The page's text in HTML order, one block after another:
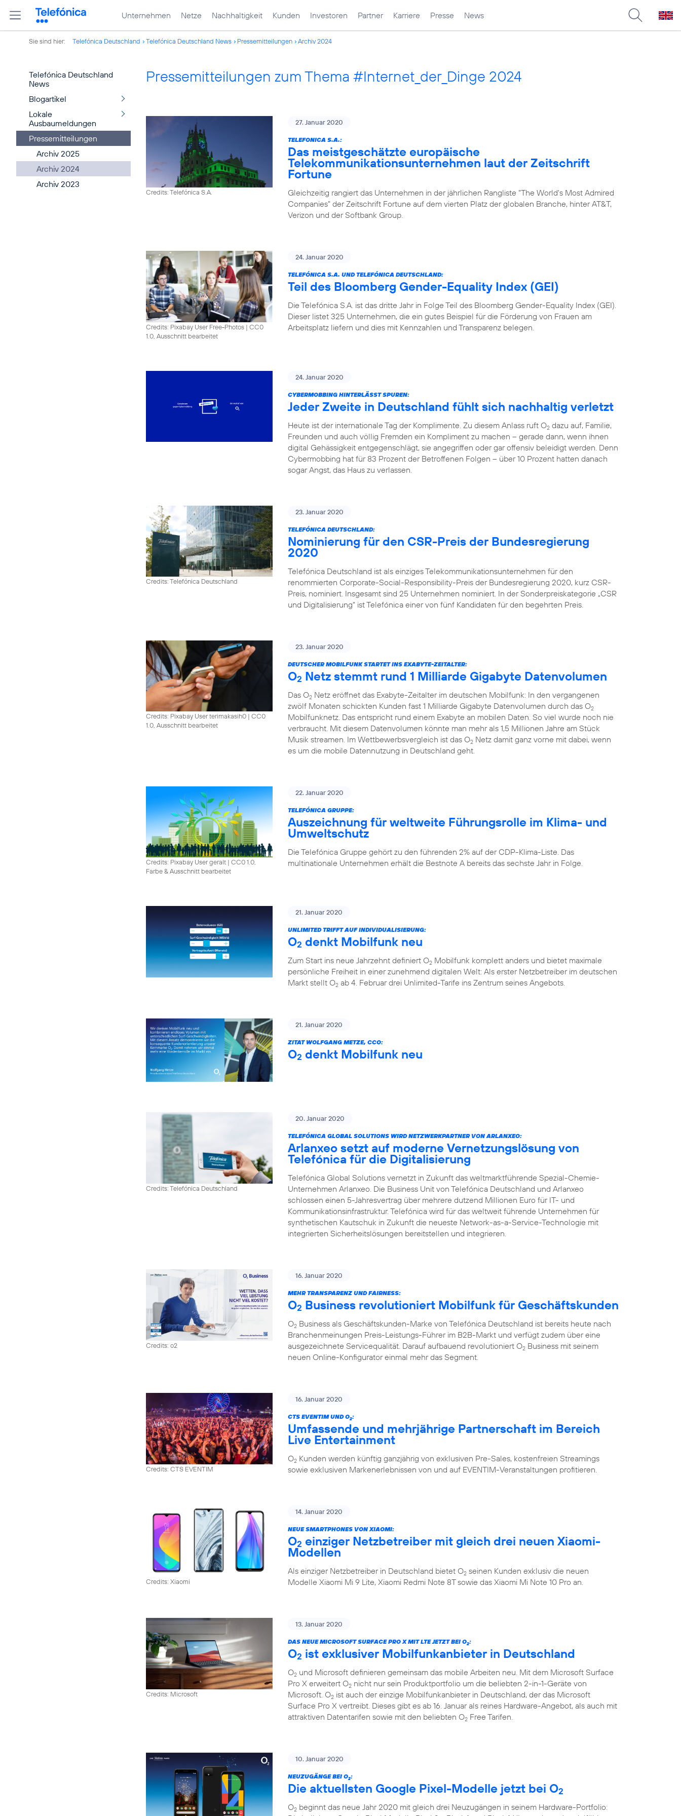
Unternehmen Netze Nachhaltigkeit Kunden Investoren Partner Karriere Presse News
Sie sind hier: Telefónica Deutschland Telefónica Deutschland News Pressemitteilungen Archiv 2024
Telefónica Deutschland
News
Blogartikel
Lokale
Ausbaumeldungen
Pressemitteilungen
Archiv 2025
Archiv 2024
Archiv 2023
Pressemitteilungen zum Thema #Internet_der_Dinge 2024
Credits: Telefónica S.A.
27. Januar 2020
TELEFONICA S.A.:
Das meistgeschätzte europäische
Telekommunikationsunternehmen laut der Zeitschrift
Fortune
Gleichzeitig rangiert das Unternehmen in der jährlichen Rangliste "The World's Most Admired
Companies" der Zeitschrift Fortune auf dem vierten Platz der globalen Branche, hinter AT&T,
Verizon und der Softbank Group.
Credits: Pixabay User Free-Photos | CC0
1.0, Ausschnitt bearbeitet
24. Januar 2020
TELEFÓNICA S.A. UND TELEFÓNICA DEUTSCHLAND:
Teil des Bloomberg Gender-Equality Index (GEI)
Die Telefónica S.A. ist das dritte Jahr in Folge Teil des Bloomberg Gender-Equality Index (GEI).
Dieser listet 325 Unternehmen, die ein gutes Beispiel für die Förderung von Frauen am
Arbeitsplatz liefern und dies mit Kennzahlen und Transparenz belegen.
24. Januar 2020
CYBERMOBBING HINTERLÄSST SPUREN:
Jeder Zweite in Deutschland fühlt sich nachhaltig verletzt
Heute ist der internationale Tag der Komplimente. Zu diesem Anlass ruft O2 dazu auf, Familie,
Freunden und auch völlig Fremden ein Kompliment zu machen – gerade dann, wenn ihnen
digital Gehässigkeit entgegenschlägt, sie angegriffen oder gar offensiv beleidigt werden. Denn
Cybermobbing hat für 83 Prozent der Betroffenen Folgen – über 10 Prozent hatten danach
sogar Angst, das Haus zu verlassen.
Credits: Telefónica Deutschland
23. Januar 2020
TELEFÓNICA DEUTSCHLAND:
Nominierung für den CSR-Preis der Bundesregierung
2020
Telefónica Deutschland ist als einziges Telekommunikationsunternehmen für den
renommierten Corporate-Social-Responsibility-Preis der Bundesregierung 2020, kurz CSR-
Preis, nominiert. Insgesamt sind 25 Unternehmen nominiert. In der Sonderpreiskategorie „CSR
und Digitalisierung“ ist Telefónica einer von fünf Kandidaten für den begehrten Preis.
Credits: Pixabay User terimakasih0 | CC0
1.0, Ausschnitt bearbeitet
23. Januar 2020
DEUTSCHER MOBILFUNK STARTET INS EXABYTE-ZEITALTER:
O2 Netz stemmt rund 1 Milliarde Gigabyte Datenvolumen
Das O2 Netz eröffnet das Exabyte-Zeitalter im deutschen Mobilfunk: In den vergangenen
zwölf Monaten schickten Kunden fast 1 Milliarde Gigabyte Datenvolumen durch das O2
Mobilfunknetz. Das entspricht rund einem Exabyte an mobilen Daten. So viel wurde noch nie
verbraucht. Mit diesem Datenvolumen könnte man mehr als 1,5 Millionen Jahre am Stück
Musik streamen. Im Wettbewerbsvergleich ist das O2 Netz damit ganz vorne mit dabei, wenn
es um die mobile Datennutzung in Deutschland geht.
Credits: Pixabay User geralt | CC0 1.0,
Farbe & Ausschnitt bearbeitet
22. Januar 2020
TELEFÓNICA GRUPPE:
Auszeichnung für weltweite Führungsrolle im Klima- und
Umweltschutz
Die Telefónica Gruppe gehört zu den führenden 2% auf der CDP-Klima-Liste. Das
multinationale Unternehmen erhält die Bestnote A bereits das sechste Jahr in Folge.
21. Januar 2020
UNLIMITED TRIFFT AUF INDIVIDUALISIERUNG:
O2 denkt Mobilfunk neu
Zum Start ins neue Jahrzehnt definiert O2 Mobilfunk komplett anders und bietet maximale
persönliche Freiheit in einer zunehmend digitalen Welt: Als erster Netzbetreiber im deutschen
Markt stellt O2 ab 4. Februar drei Unlimited-Tarife ins Zentrum seines Angebots.
21. Januar 2020
ZITAT WOLFGANG METZE, CCO:
O2 denkt Mobilfunk neu
Credits: Telefónica Deutschland
20. Januar 2020
TELEFÓNICA GLOBAL SOLUTIONS WIRD NETZWERKPARTNER VON ARLANXEO:
Arlanxeo setzt auf moderne Vernetzungslösung von
Telefónica für die Digitalisierung
Telefónica Global Solutions vernetzt in Zukunft das weltmarktführende Spezial-Chemie-
Unternehmen Arlanxeo. Die Business Unit von Telefónica Deutschland und Arlanxeo
schlossen einen 5-Jahresvertrag über mehrere dutzend Millionen Euro für IT- und
Kommunikationsinfrastruktur. Telefónica wird für das weltweit führende Unternehmen für
synthetischen Kautschuk in Zukunft die neueste Network-as-a-Service-Technologie mit
integrierten Sicherheitslösungen bereitstellen und integrieren.
Credits: o2
16. Januar 2020
MEHR TRANSPARENZ UND FAIRNESS:
O2 Business revolutioniert Mobilfunk für Geschäftskunden
O2 Business als Geschäftskunden-Marke von Telefónica Deutschland ist bereits heute nach
Branchenmeinungen Preis-Leistungs-Führer im B2B-Markt und verfügt zudem über eine
ausgezeichnete Servicequalität. Darauf aufbauend revolutioniert O2 Business mit seinem
neuen Online-Konfigurator einmal mehr das Segment.
Credits: CTS EVENTIM
16. Januar 2020
CTS EVENTIM UND O2:
Umfassende und mehrjährige Partnerschaft im Bereich
Live Entertainment
O2 Kunden werden künftig ganzjährig von exklusiven Pre-Sales, kostenfreien Streamings
sowie exklusiven Markenerlebnissen von und auf EVENTIM-Veranstaltungen profitieren.
Credits: Xiaomi
14. Januar 2020
NEUE SMARTPHONES VON XIAOMI:
O2 einziger Netzbetreiber mit gleich drei neuen Xiaomi-
Modellen
Als einziger Netzbetreiber in Deutschland bietet O2 seinen Kunden exklusiv die neuen
Modelle Xiaomi Mi 9 Lite, Xiaomi Redmi Note 8T sowie das Xiaomi Mi Note 10 Pro an.
Credits: Microsoft
13. Januar 2020
DAS NEUE MICROSOFT SURFACE PRO X MIT LTE JETZT BEI O2:
O2 ist exklusiver Mobilfunkanbieter in Deutschland
O2 und Microsoft definieren gemeinsam das mobile Arbeiten neu. Mit dem Microsoft Surface
Pro X erweitert O2 nicht nur sein Produktportfolio um die beliebten 2-in-1-Geräte von
Microsoft. O2 ist auch der einzige Mobilfunkanbieter in Deutschland, der das Microsoft
Surface Pro X vertreibt. Dieses gibt es ab 16. Januar als reines Hardware-Angebot, als auch mit
attraktiven Datentarifen sowie mit den beliebten O2 Free Tarifen.
10. Januar 2020
NEUZUGÄNGE BEI O2:
Die aktuellsten Google Pixel-Modelle jetzt bei O2
O2 beginnt das neue Jahr 2020 mit gleich drei Neuzugängen in seinem Hardware-Portfolio: